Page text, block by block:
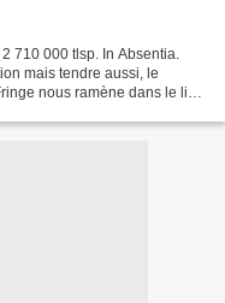
710 000 tlsp. In Absentia.
mais tendre aussi, le
nous ramène dans le lieu